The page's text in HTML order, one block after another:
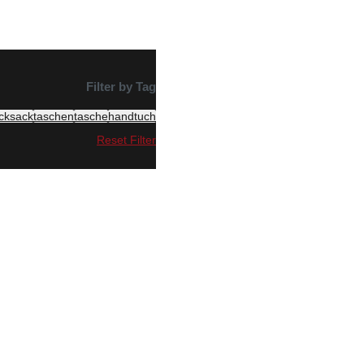
Filter by Tag
taschentaschehandtuch
Reset Filter